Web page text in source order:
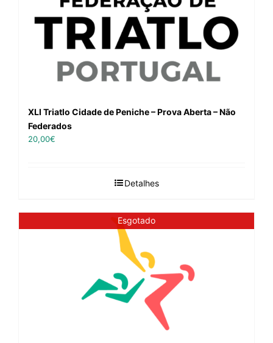
XLI Triatlo Cidade de Peniche – Prova Aberta – Não
Federados
20,00€
Detalhes
Esgotado